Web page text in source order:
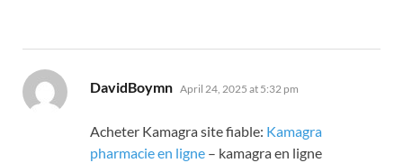
DavidBoymn says:
April 24, 2025 at 5:32 pm
Acheter Kamagra site fiable: Kamagra
pharmacie en ligne – kamagra en ligne